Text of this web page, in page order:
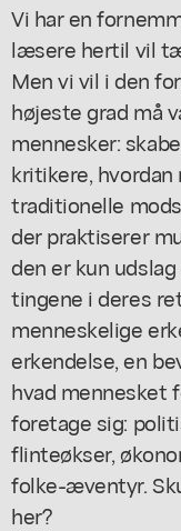
Vi har en
læsere hertil vil
Men vi vil i den
højeste grad må
mennesker:
kritikere,
traditionelle
der praktiserer
den er kun
tingene i deres
menneskelige
erkendelse, en
hvad mennesket
foretage sig:
flinteøkser,
folke-æventyr.
her?